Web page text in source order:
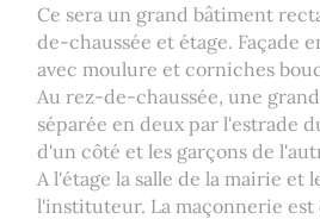
Ce sera un grand bâtiment
de-chaussée et étage. Façade
avec moulure et corniches
Au rez-de-chaussée, une
séparée en deux par l'estrade
d'un côté et les garçons de
A l'étage la salle de la mairie et
l'instituteur. La maçonnerie est